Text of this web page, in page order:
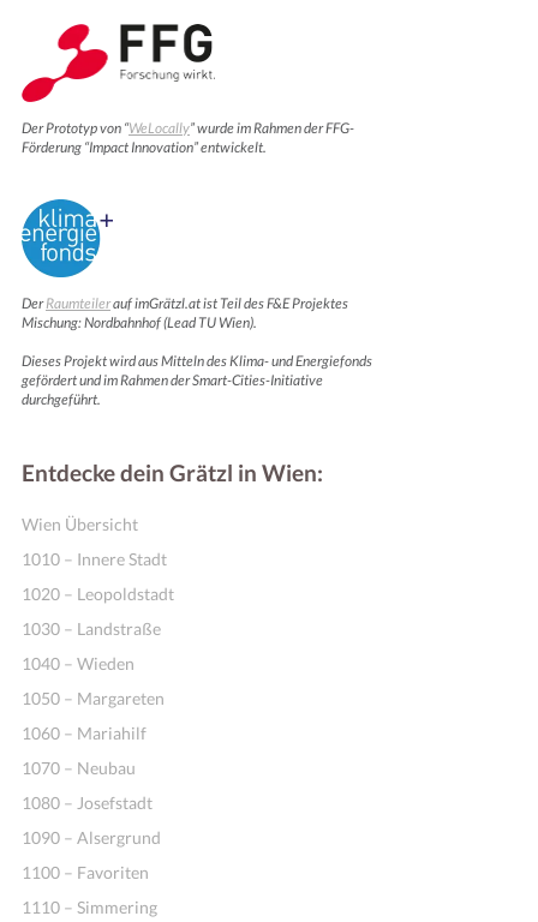
Der Prototyp von “WeLocally” wurde im Rahmen der FFG-
Förderung “Impact Innovation” entwickelt.
DerRaumteilerauf imGrätzl.at ist Teil des F&E Projektes
Mischung: Nordbahnhof (Lead TU Wien).
Dieses Projekt wird aus Mitteln des Klima- und Energiefonds
gefördert und im Rahmen der Smart-Cities-Initiative
durchgeführt.
Entdecke dein Grätzl in Wien:
Wien Übersicht
1010 – Innere Stadt
1020 – Leopoldstadt
1030 – Landstraße
1040 – Wieden
1050 – Margareten
1060 – Mariahilf
1070 – Neubau
1080 – Josefstadt
1090 – Alsergrund
1100 – Favoriten
1110 – Simmering